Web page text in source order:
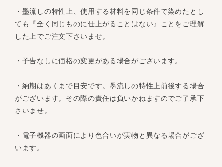
・墨流しの特性上、使用する材料を同じ条件で染めたとし
ても『全く同じものに仕上がることはない』ことをご理解
した上でご注文下さいませ。
・予告なしに価格の変更がある場合がございます。
・納期はあくまで目安です。墨流しの特性上前後する場合
がございます。その際の責任は負いかねますのでご了承下
さいませ。
・電子機器の画面により色合いが実物と異なる場合がござ
います。